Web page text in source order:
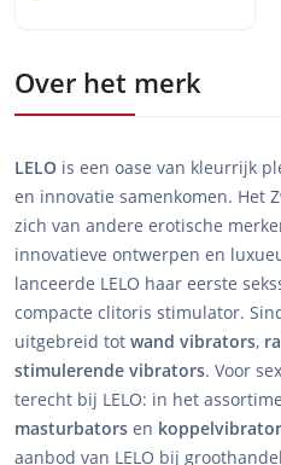
Over het merk
LELO is een oase van kleurrijk
en innovatie samenkomen. Het
zich van andere erotische
innovatieve ontwerpen en
lanceerde LELO haar eerste
compacte clitoris stimulator.
uitgebreid tot wand vibrators,
stimulerende vibrators. Voor
terecht bij LELO: in het
masturbators en
aanbod van LELO bij